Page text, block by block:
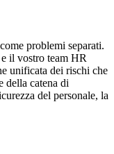
problemi separati.
il vostro team HR
unificata dei rischi che
della catena di
del personale, la